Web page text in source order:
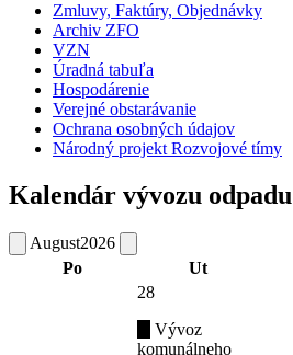
Zmluvy, Faktúry, Objednávky
Archiv ZFO
VZN
Úradná tabuľa
Hospodárenie
Verejné obstarávanie
Ochrana osobných údajov
Národný projekt Rozvojové tímy
Kalendár vývozu odpadu
August2026
Po
Ut
28
Vývoz
komunálneho